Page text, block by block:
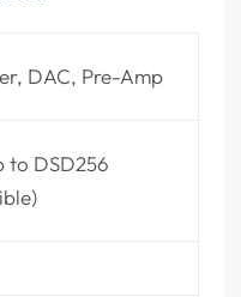
DAC, Pre-Amp
to DSD256